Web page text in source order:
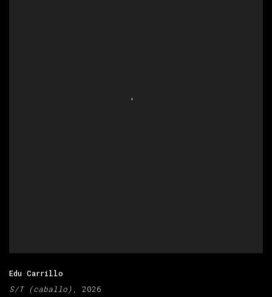
Edu Carrillo
S/T (caballo) , 2026